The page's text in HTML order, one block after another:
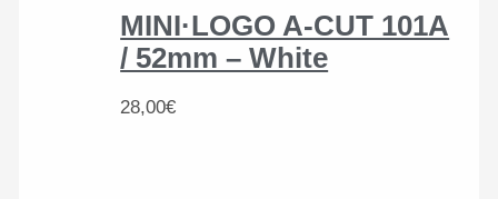
MINI·LOGO A-CUT 101A
/ 52mm – White
28,00€